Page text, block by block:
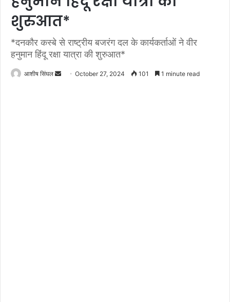
शुरुआत*
*दनकौर कस्बे से राष्ट्रीय बजरंग दल के कार्यकर्ताओं ने वीर
हनुमान हिंदू रक्षा यात्रा की शुरुआत*
आशीष सिंघल
SendOctober 27, 2024 101 1 minute read